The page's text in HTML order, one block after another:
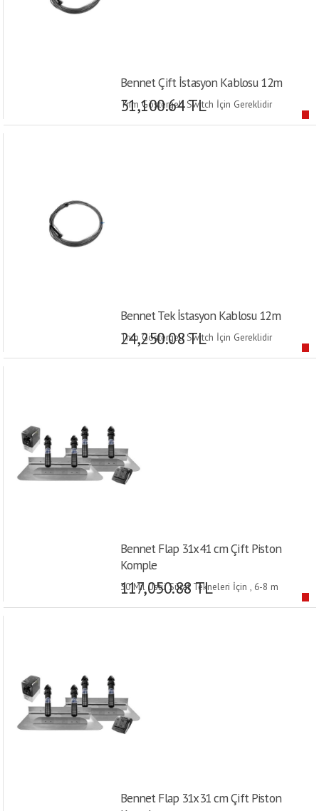
Bennet Çift İstasyon Kablosu 12m
Trim Göstergeli Switch İçin Gereklidir
31,100.64 TL
Bennet Tek İstasyon Kablosu 12m
Trim Göstergeli Switch İçin Gereklidir
24,250.08 TL
Bennet Flap 31x41 cm Çift Piston
Komple
30 Mil Üstü Sürat Tekneleri İçin , 6-8 m
Teknelerde Kullanılır
117,050.88 TL
Bennet Flap 31x31 cm Çift Piston